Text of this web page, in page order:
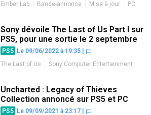
Ember Lab
Bande-annonce Mise à jour PC
Sony dévoile The Last of Us Part I sur
PS5, pour une sortie le 2 septembre
PS5 Le 09/06/2022 à 19:35
The Last of Us
Sony Computer Entertainment
Uncharted : Legacy of Thieves
Collection annoncé sur PS5 et PC
PS5 Le 09/09/2021 à 23:17